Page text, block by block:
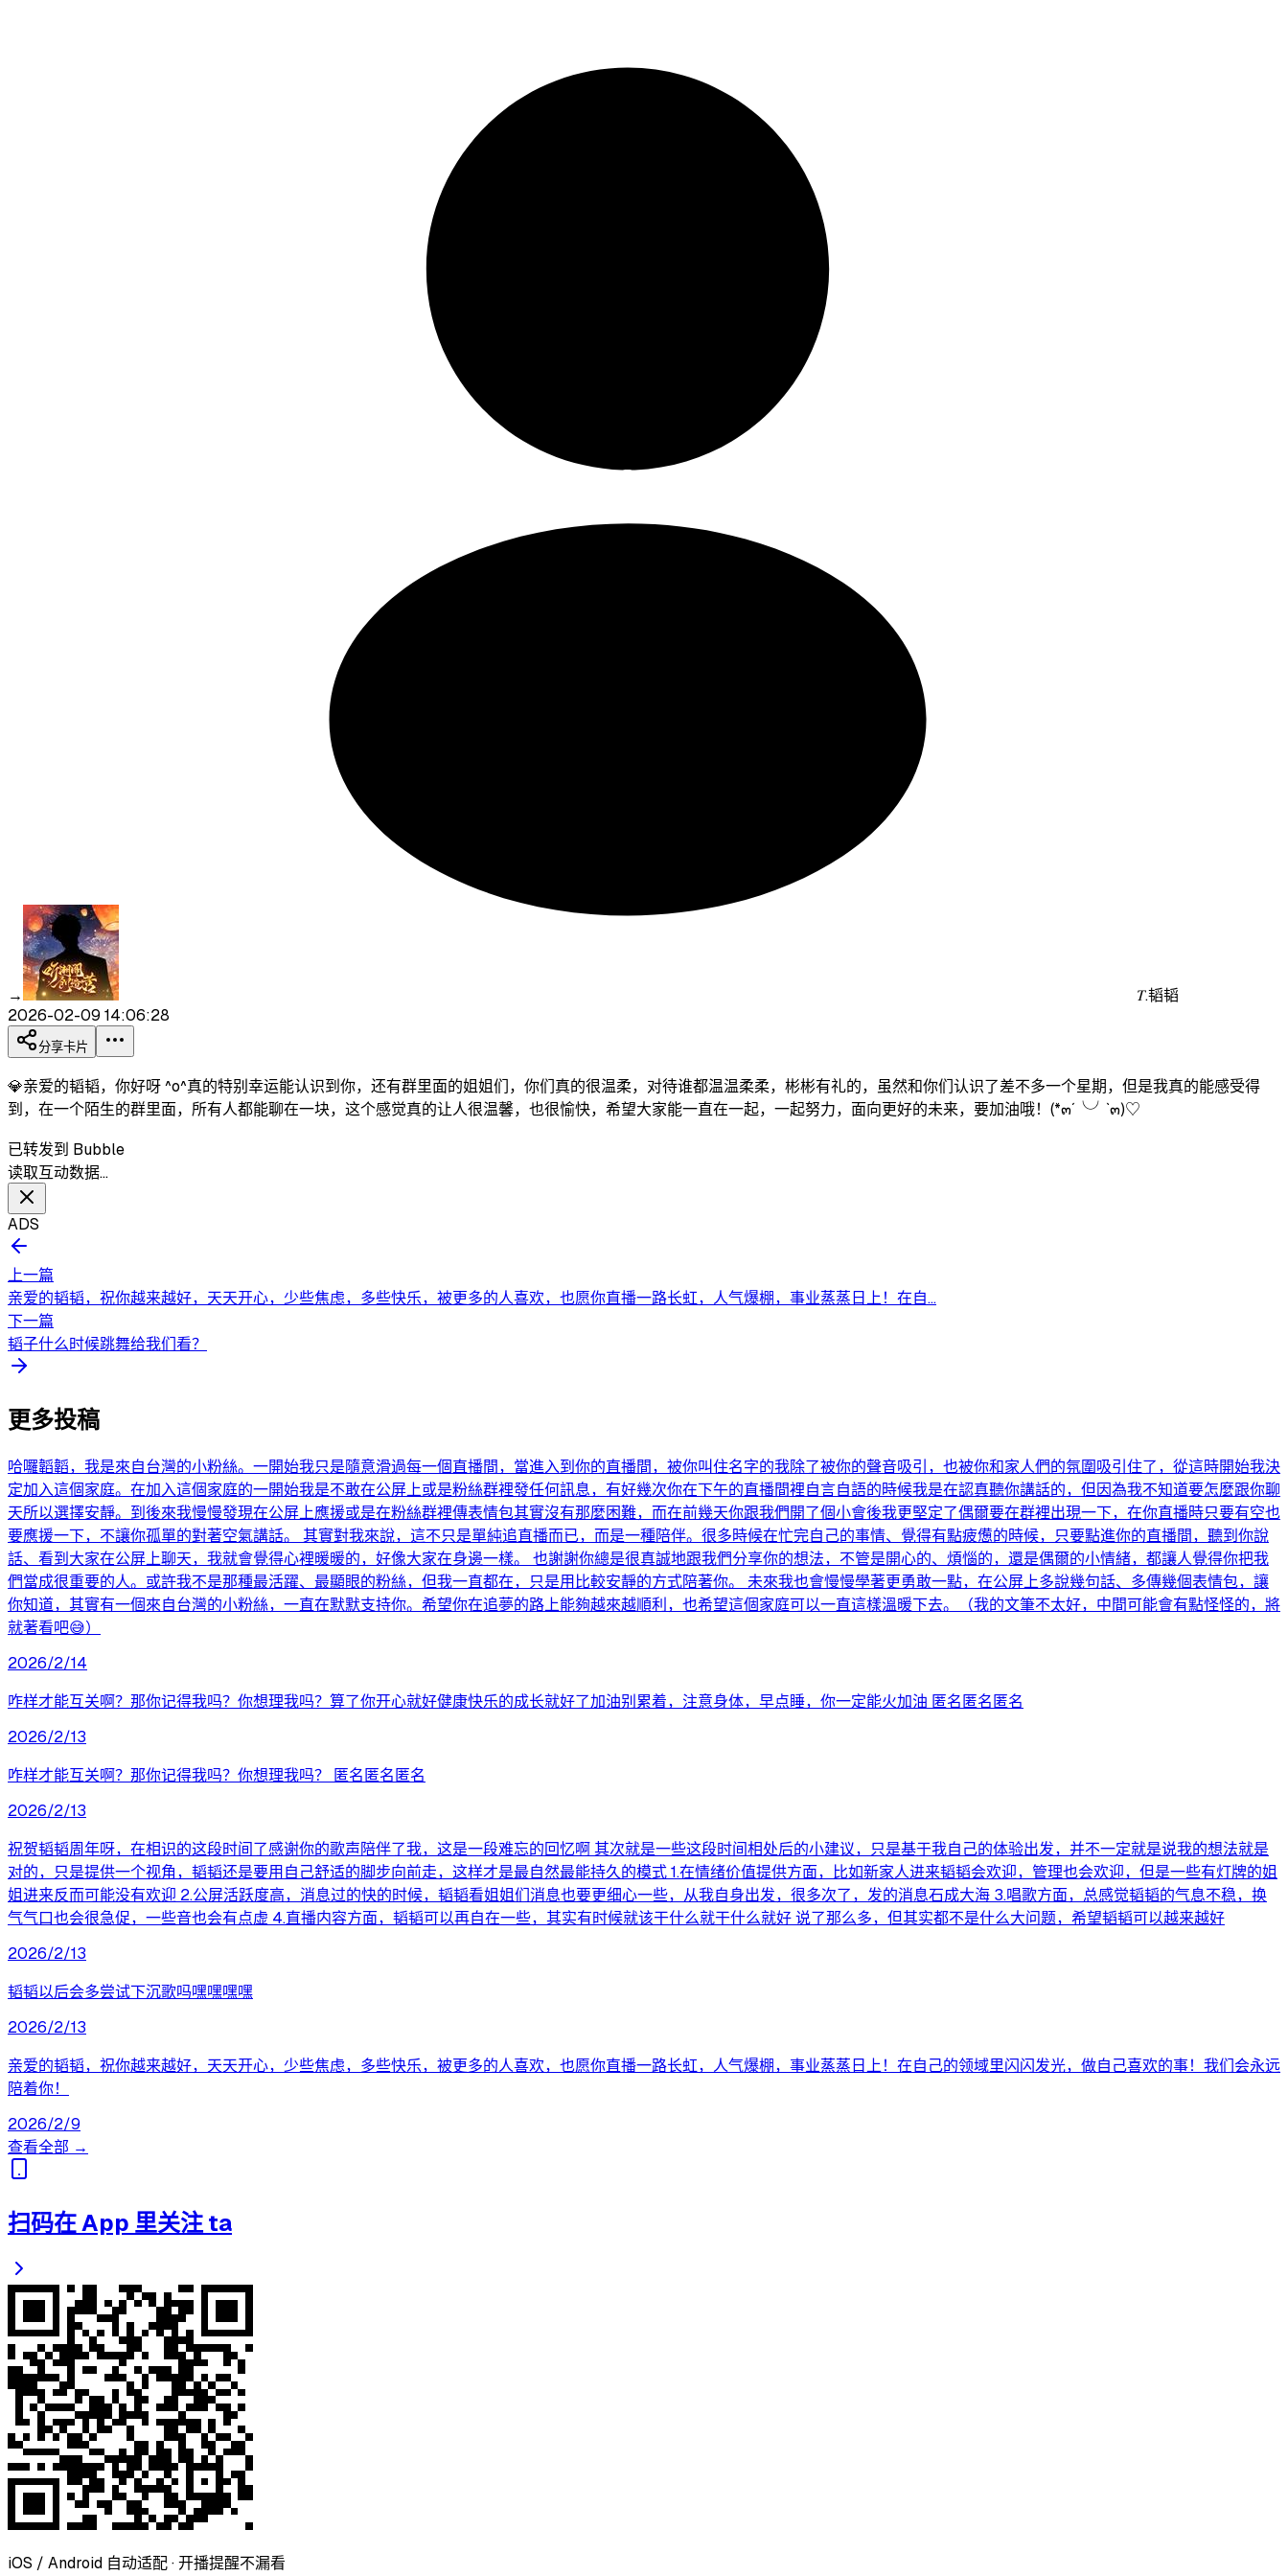
→
𝑇.韬韬
2026-02-09 14:06:28
分享卡片
💎亲爱的韬韬，你好呀 ^o^真的特别幸运能认识到你，还有群里面的姐姐们，你们真的很温柔，对待谁都温温柔柔，彬彬有礼的，虽然和你们认识了差不多一个星期，但是我真的能感受得
到，在一个陌生的群里面，所有人都能聊在一块，这个感觉真的让人很温馨，也很愉快，希望大家能一直在一起，一起努力，面向更好的未来，要加油哦！(*๓´╰╯`๓)♡
已转发到 Bubble
读取互动数据…
ADS
上一篇
亲爱的韬韬，祝你越来越好，天天开心，少些焦虑，多些快乐，被更多的人喜欢，也愿你直播一路长虹，人气爆棚，事业蒸蒸日上！在自...
下一篇
韬子什么时候跳舞给我们看？
更多投稿
哈囉韜韜，我是來自台灣的小粉絲。一開始我只是隨意滑過每一個直播間，當進入到你的直播間，被你叫住名字的我除了被你的聲音吸引，也被你和家人們的氛圍吸引住了，從這時開始我決
定加入這個家庭。在加入這個家庭的一開始我是不敢在公屏上或是粉絲群裡發任何訊息，有好幾次你在下午的直播間裡自言自語的時候我是在認真聽你講話的，但因為我不知道要怎麼跟你聊
天所以選擇安靜。到後來我慢慢發現在公屏上應援或是在粉絲群裡傳表情包其實沒有那麼困難，而在前幾天你跟我們開了個小會後我更堅定了偶爾要在群裡出現一下，在你直播時只要有空也
要應援一下，不讓你孤單的對著空氣講話。 其實對我來說，這不只是單純追直播而已，而是一種陪伴。很多時候在忙完自己的事情、覺得有點疲憊的時候，只要點進你的直播間，聽到你說
話、看到大家在公屏上聊天，我就會覺得心裡暖暖的，好像大家在身邊一樣。 也謝謝你總是很真誠地跟我們分享你的想法，不管是開心的、煩惱的，還是偶爾的小情緒，都讓人覺得你把我
們當成很重要的人。或許我不是那種最活躍、最顯眼的粉絲，但我一直都在，只是用比較安靜的方式陪著你。 未來我也會慢慢學著更勇敢一點，在公屏上多說幾句話、多傳幾個表情包，讓
你知道，其實有一個來自台灣的小粉絲，一直在默默支持你。希望你在追夢的路上能夠越來越順利，也希望這個家庭可以一直這樣溫暖下去。（我的文筆不太好，中間可能會有點怪怪的，將
就著看吧😅）
2026/2/14
咋样才能互关啊？那你记得我吗？你想理我吗？算了你开心就好健康快乐的成长就好了加油别累着，注意身体，早点睡，你一定能火加油 匿名匿名匿名
2026/2/13
咋样才能互关啊？那你记得我吗？你想理我吗？ 匿名匿名匿名
2026/2/13
祝贺韬韬周年呀，在相识的这段时间了感谢你的歌声陪伴了我，这是一段难忘的回忆啊 其次就是一些这段时间相处后的小建议，只是基于我自己的体验出发，并不一定就是说我的想法就是
对的，只是提供一个视角，韬韬还是要用自己舒适的脚步向前走，这样才是最自然最能持久的模式 1.在情绪价值提供方面，比如新家人进来韬韬会欢迎，管理也会欢迎，但是一些有灯牌的姐
姐进来反而可能没有欢迎 2.公屏活跃度高，消息过的快的时候，韬韬看姐姐们消息也要更细心一些，从我自身出发，很多次了，发的消息石成大海 3.唱歌方面，总感觉韬韬的气息不稳，换
气气口也会很急促，一些音也会有点虚 4.直播内容方面，韬韬可以再自在一些，其实有时候就该干什么就干什么就好 说了那么多，但其实都不是什么大问题，希望韬韬可以越来越好
2026/2/13
韬韬以后会多尝试下沉歌吗嘿嘿嘿嘿
2026/2/13
亲爱的韬韬，祝你越来越好，天天开心，少些焦虑，多些快乐，被更多的人喜欢，也愿你直播一路长虹，人气爆棚，事业蒸蒸日上！在自己的领域里闪闪发光，做自己喜欢的事！我们会永远
陪着你！
2026/2/9
查看全部 →
扫码在 App 里关注 ta
iOS / Android 自动适配 · 开播提醒不漏看